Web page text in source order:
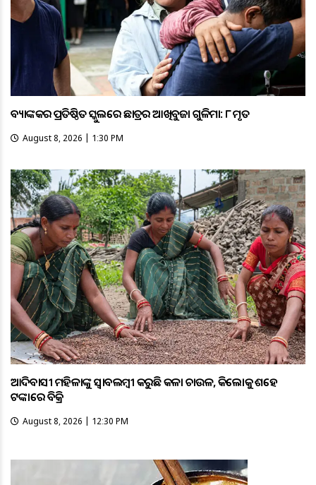
ବ୍ୟାଙ୍କକର ପ୍ରତିଷ୍ଠିତ ସ୍କୁଲରେ ଛାତ୍ରର ଆଖିବୁଜା ଗୁଳିମାଡ଼: ୮ ମୃତ
August 8, 2026 | 1:30 PM
ଆଦିବାସୀ ମହିଳାଙ୍କୁ ସ୍ଵାବଲମ୍ଵୀ କରୁଛି କଳା ଚାଉଳ, କିଲୋକୁ ଶହେ
ଟଙ୍କାରେ ବିକ୍ରି
August 8, 2026 | 12:30 PM